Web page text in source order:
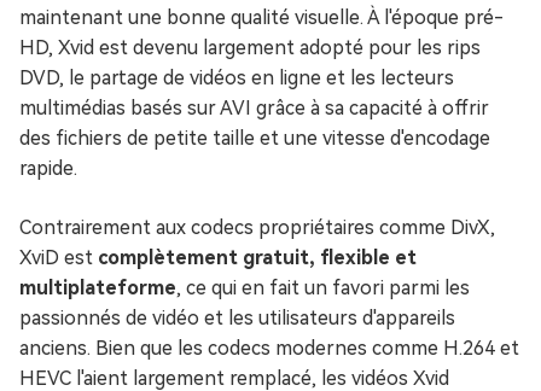
maintenant une bonne qualité visuelle. À l'époque pré-
HD, Xvid est devenu largement adopté pour les rips
DVD, le partage de vidéos en ligne et les lecteurs
multimédias basés sur AVI grâce à sa capacité à offrir
des fichiers de petite taille et une vitesse d'encodage
rapide.
Contrairement aux codecs propriétaires comme DivX,
XviD est complètement gratuit, flexible et
multiplateforme, ce qui en fait un favori parmi les
passionnés de vidéo et les utilisateurs d'appareils
anciens. Bien que les codecs modernes comme H.264 et
HEVC l'aient largement remplacé, les vidéos Xvid